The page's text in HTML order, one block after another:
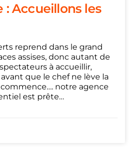
: Accueillons les
reprend dans le grand
assises, donc autant de
à accueillir,
que le chef ne lève la
notre agence
est prête…